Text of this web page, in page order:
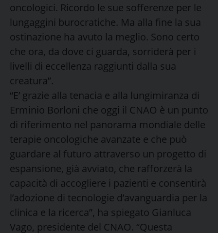
oncologici. Ricordo le sue sofferenze per le
lungaggini burocratiche. Ma alla fine la sua
ostinazione ha avuto la meglio. Sono certo
che ora, da dove ci guarda, sorriderà per i
livelli di eccellenza raggiunti dalla sua
creatura”.
“E’ grazie alla tenacia e alla lungimiranza di
Erminio Borloni che oggi il CNAO è un punto
di riferimento nel panorama mondiale delle
terapie oncologiche avanzate e che può
guardare al futuro attraverso un progetto di
espansione, già avviato, che rafforzerà la
capacità di accogliere i pazienti e consentirà
l’adozione di tecnologie d’avanguardia per la
clinica e la ricerca”, ha spiegato Gianluca
Vago, presidente del CNAO. “Questa